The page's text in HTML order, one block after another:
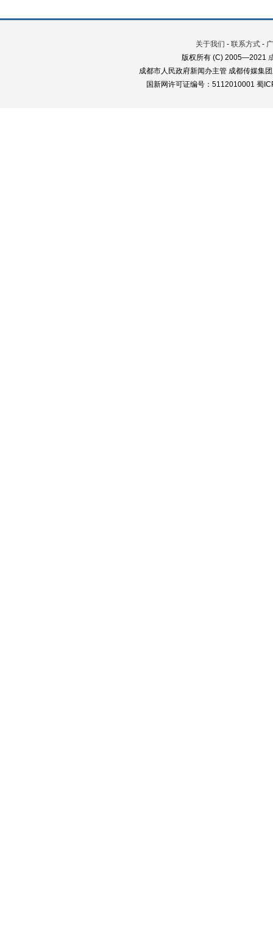
关于我们 - 联系方式 -
版权所有 (C) 2005—2021
成都市人民政府新闻办主管 成都传媒集
国新网许可证编号：5112010001 蜀